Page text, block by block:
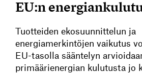
EU:n
Tuotteiden ekosuunnittelun ja
energiamerkintöjen vaikutus
EU-tasolla sääntelyn
primäärienergian kulutusta jo